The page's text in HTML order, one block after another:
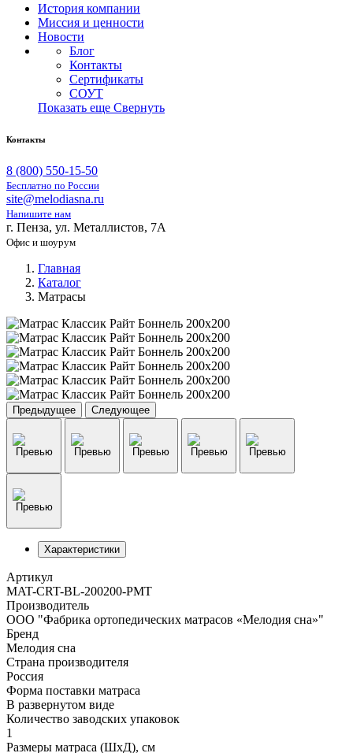
История компании
Миссия и ценности
Новости
Блог
Контакты
Сертификаты
СОУТ
Показать еще Свернуть
Контакты
8 (800) 550-15-50
Бесплатно по России
site@melodiasna.ru
Напишите нам
г. Пенза, ул. Металлистов, 7А
Офис и шоурум
Главная
Каталог
Матрасы
Предыдущее Следующее
Характеристики
Артикул
MAT-CRT-BL-200200-PMT
Производитель
ООО "Фабрика ортопедических матрасов «Мелодия сна»"
Бренд
Мелодия сна
Страна производителя
Россия
Форма поставки матраса
В развернутом виде
Количество заводских упаковок
1
Размеры матраса (ШхД), см